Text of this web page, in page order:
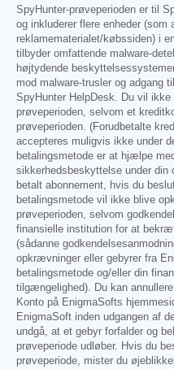
SpyHunter-prøveperioden er til
og inkluderer flere enheder (som
reklamematerialet/købssiden) i
tilbyder omfattende malware-
højtydende
mod malware-trusler og adgang
SpyHunter HelpDesk. Du vil
prøveperioden, selvom et
prøveperioden. (Forudbetalte
accepteres muligvis ikke under
betalingsmetode er at hjælpe
sikkerhedsbeskyttelse under din
betalt abonnement, hvis du
betalingsmetode vil ikke blive
prøveperioden, selvom
finansielle institution for at
(sådanne
opkrævninger eller gebyrer fra
betalingsmetode og/eller din
tilgængelighed). Du kan
Konto på EnigmaSofts
EnigmaSoft inden udgangen af
undgå, at et gebyr forfalder og
prøveperiode udløber. Hvis du
prøveperiode, mister du